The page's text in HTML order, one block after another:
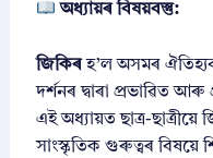
অধ্যায়ৰ বিষয়বস্তু:
জিকিৰহ’ল অসমৰ
দৰ্শনৰ দ্বাৰা প্ৰভাৱিত
এই অধ্যায়ত ছাত্ৰ-
সাংস্কৃতিক গুৰুত্বৰ বিষয়ে